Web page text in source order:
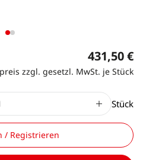
431,50 €
zzgl. gesetzl. MwSt. je Stück
Stück
/ Registrieren